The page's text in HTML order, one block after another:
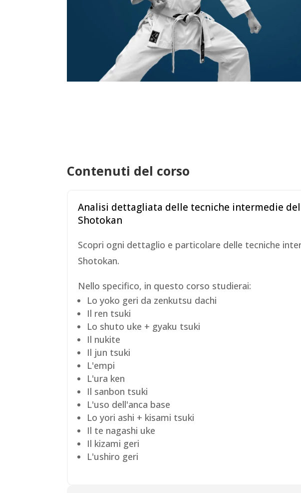
Contenuti del corso
Analisi dettagliata delle tecniche intermedie
Shotokan
Scopri ogni dettaglio e particolare delle tecniche
Shotokan.
Nello specifico, in questo corso studierai:
Lo yoko geri da zenkutsu dachi
Il ren tsuki
Lo shuto uke + gyaku tsuki
Il nukite
Il jun tsuki
L'empi
L'ura ken
Il sanbon tsuki
L'uso dell'anca base
Lo yori ashi + kisami tsuki
Il te nagashi uke
Il kizami geri
L'ushiro geri